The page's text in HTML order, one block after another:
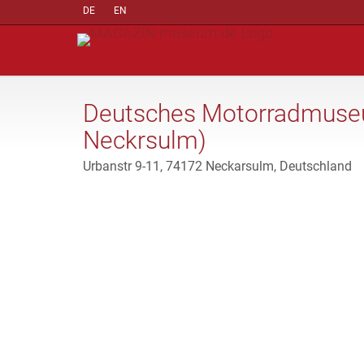
DE EN
Deutsches
Neckrsulm)
Urbanstr 9-11, 74172 Neckarsulm, Deutschland